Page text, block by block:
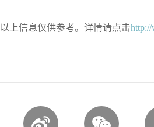
以上信息仅供参考。详情请点击http://